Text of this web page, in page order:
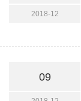
2018-12
09